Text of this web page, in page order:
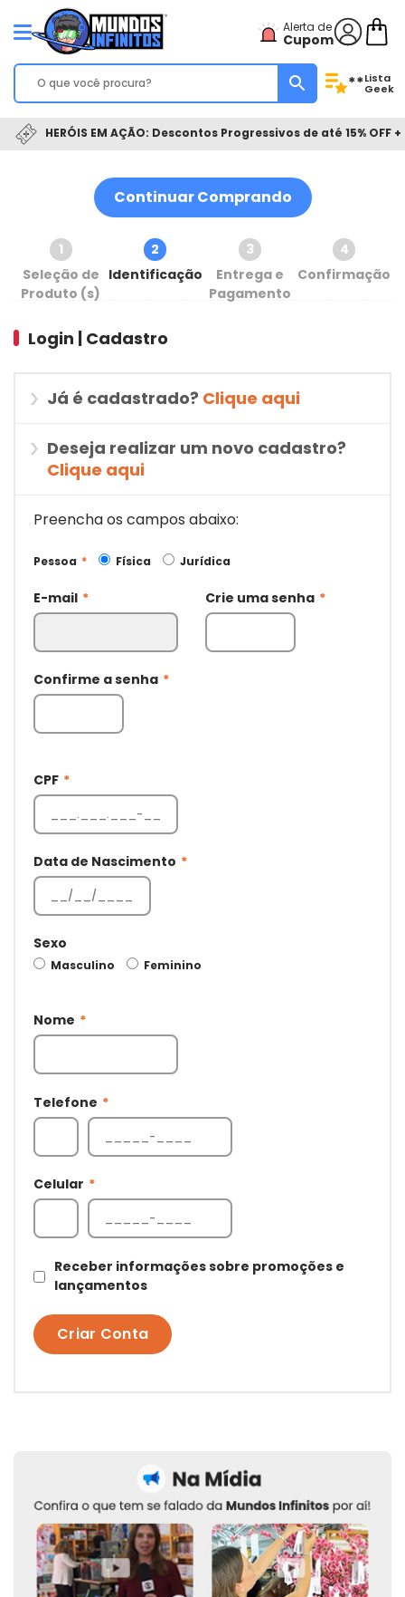
Alerta de
Cupom
**Lista
Geek
HERÓIS EM AÇÃO: Descontos Progressivos de até 15% OFF
Continuar Comprando
1
Seleção de
Produto (s)
2
Identificação
3
Entrega e
Pagamento
4
Confirmação
Login | Cadastro
Já é cadastrado? Clique aqui
Deseja realizar um novo cadastro?
Clique aqui
Preencha os campos abaixo:
Pessoa * Física Jurídica
E-mail * Crie uma senha *
Confirme a senha *
CPF *
Data de Nascimento *
Sexo
Masculino Feminino
Nome *
Telefone *
Celular *
Receber informações sobre promoções e
lançamentos
Criar Conta